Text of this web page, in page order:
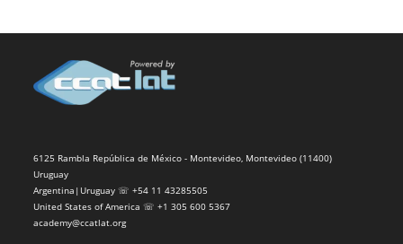
6125 Rambla República de México - Montevideo, Montevideo (11400)
Uruguay
Argentina|Uruguay ☏ +54 11 43285505
United States of America ☏ +1 305 600 5367
academy@ccatlat.org